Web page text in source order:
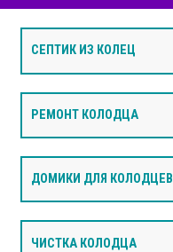
СЕПТИК ИЗ КОЛЕЦ
РЕМОНТ КОЛОДЦА
ДОМИКИ ДЛЯ КОЛОДЦЕВ
ЧИСТКА КОЛОДЦА